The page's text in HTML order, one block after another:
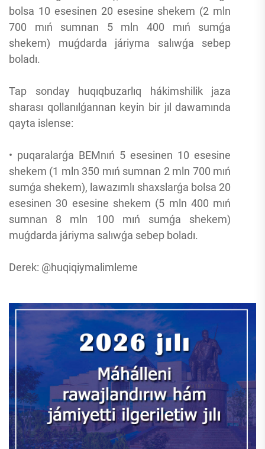
bolsa 10 esesinen 20 esesine shekem (2 mln
700 mıń sumnan 5 mln 400 mıń sumǵa
shekem) muǵdarda járiyma salıwǵa sebep
boladı.
Tap sonday huqıqbuzarlıq hákimshilik jaza
sharası qollanılǵannan keyin bir jıl dawamında
qayta islense:
• puqaralarǵa BEMnıń 5 esesinen 10 esesine
shekem (1 mln 350 mıń sumnan 2 mln 700 mıń
sumǵa shekem), lawazımlı shaxslarǵa bolsa 20
esesinen 30 esesine shekem (5 mln 400 mıń
sumnan 8 mln 100 mıń sumǵa shekem)
muǵdarda járiyma salıwǵa sebep boladı.
Derek: @huqiqiymalimleme